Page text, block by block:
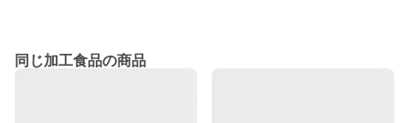
同じ加工食品の商品